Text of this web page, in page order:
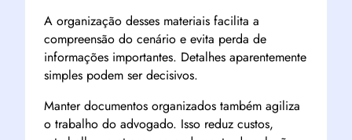
A organização desses materiais facilita a
compreensão do cenário e evita perda de
informações importantes. Detalhes aparentemente
simples podem ser decisivos.
Manter documentos organizados também agiliza
o trabalho do advogado. Isso reduz custos,